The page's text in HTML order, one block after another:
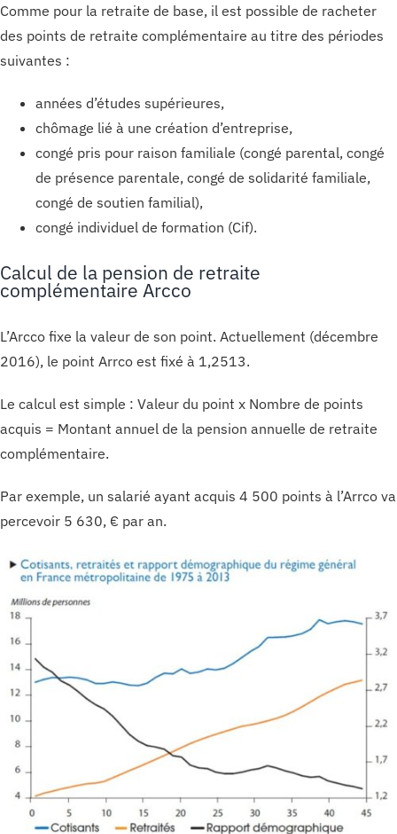
Comme pour la retraite de base, il est possible de racheter
des points de retraite complémentaire au titre des périodes
suivantes :
années d’études supérieures,
chômage lié à une création d’entreprise,
congé pris pour raison familiale (congé parental, congé
de présence parentale, congé de solidarité familiale,
congé de soutien familial),
congé individuel de formation (Cif).
Calcul de la pension de retraite
complémentaire Arcco
L’Arcco fixe la valeur de son point. Actuellement (décembre
2016), le point Arrco est fixé à 1,2513.
Le calcul est simple : Valeur du point x Nombre de points
acquis = Montant annuel de la pension annuelle de retraite
complémentaire.
Par exemple, un salarié ayant acquis 4 500 points à l’Arrco va
percevoir 5 630, € par an.